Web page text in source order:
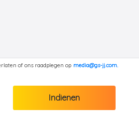
of ons raadplegen op media@gs-jj.com.
Indienen